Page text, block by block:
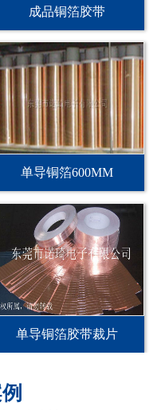
成品铜箔胶带
单导铜箔600MM
单导铜箔胶带裁片